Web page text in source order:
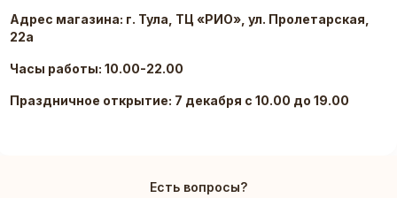
Адрес магазина: г. Тула, ТЦ «РИО», ул. Пролетарская,
22а
Часы работы: 10.00-22.00
Праздничное открытие: 7 декабря с 10.00 до 19.00
Есть вопросы?